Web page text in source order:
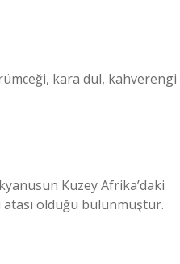
kara dul, kahverengi
Kuzey Afrika’daki
atası olduğu bulunmuştur.